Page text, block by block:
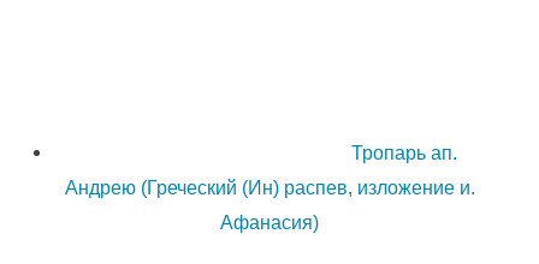
Тропарь ап.
Андрею (Греческий (Ин) распев, изложение и.
Афанасия)